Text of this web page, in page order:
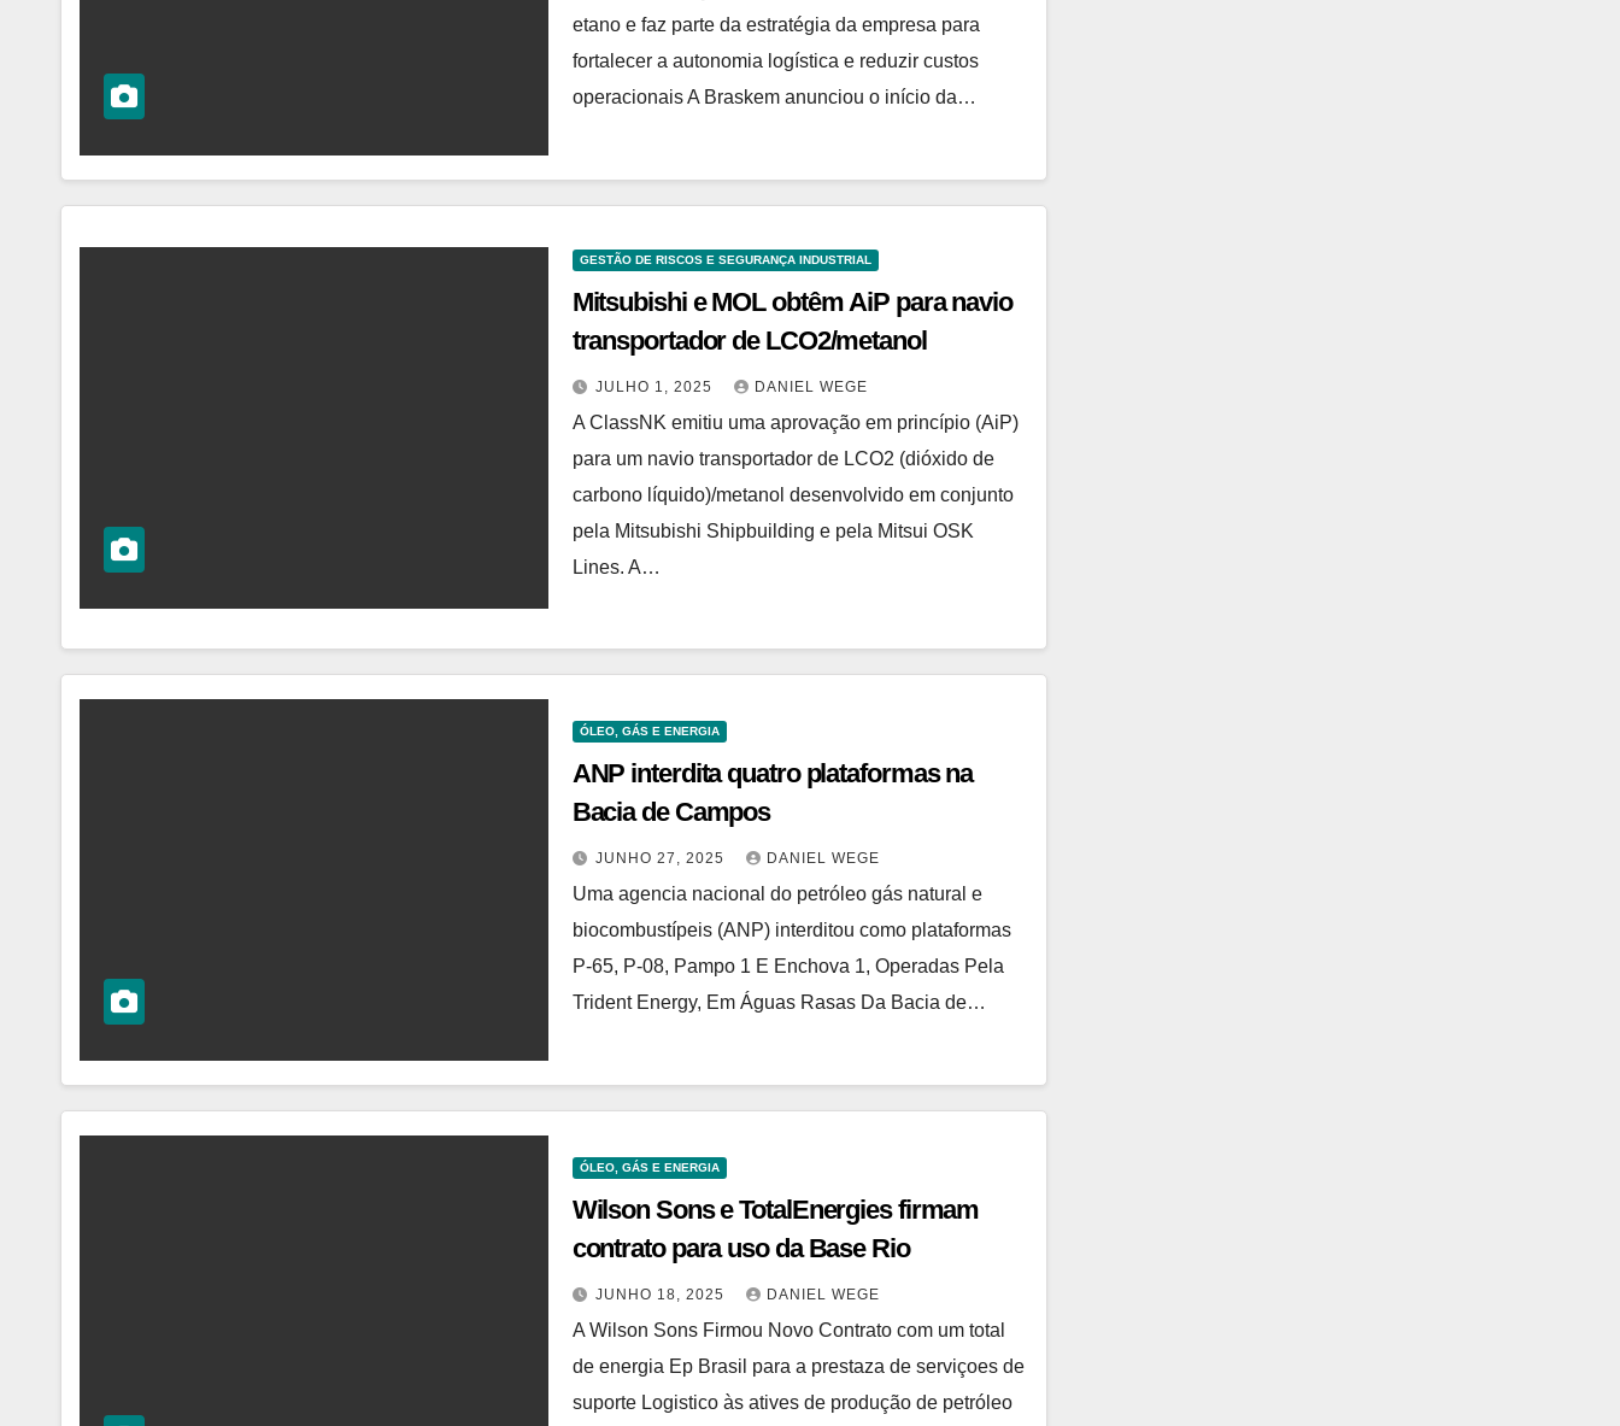
etano e faz parte da estratégia da empresa para
fortalecer a autonomia logística e reduzir custos
operacionais A Braskem anunciou o início da…
GESTÃO DE RISCOS E SEGURANÇA INDUSTRIAL
Mitsubishi e MOL obtêm AiP para navio
transportador de LCO2/metanol
JULHO 1, 2025 DANIEL WEGE
A ClassNK emitiu uma aprovação em princípio (AiP)
para um navio transportador de LCO2 (dióxido de
carbono líquido)/metanol desenvolvido em conjunto
pela Mitsubishi Shipbuilding e pela Mitsui OSK
Lines. A…
ÓLEO, GÁS E ENERGIA
ANP interdita quatro plataformas na
Bacia de Campos
JUNHO 27, 2025 DANIEL WEGE
Uma agencia nacional do petróleo gás natural e
biocombustípeis (ANP) interditou como plataformas
P-65, P-08, Pampo 1 E Enchova 1, Operadas Pela
Trident Energy, Em Águas Rasas Da Bacia de…
ÓLEO, GÁS E ENERGIA
Wilson Sons e TotalEnergies firmam
contrato para uso da Base Rio
JUNHO 18, 2025 DANIEL WEGE
A Wilson Sons Firmou Novo Contrato com um total
de energia Ep Brasil para a prestaza de serviçoes de
suporte Logistico às atives de produção de petróleo